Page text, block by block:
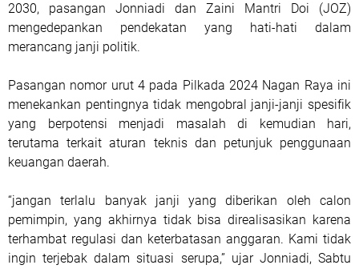
2030, pasangan Jonniadi dan Zaini Mantri Doi (JOZ)
mengedepankan pendekatan yang hati-hati dalam
merancang janji politik.
Pasangan nomor urut 4 pada Pilkada 2024 Nagan Raya ini
menekankan pentingnya tidak mengobral janji-janji spesifik
yang berpotensi menjadi masalah di kemudian hari,
terutama terkait aturan teknis dan petunjuk penggunaan
keuangan daerah.
“jangan terlalu banyak janji yang diberikan oleh calon
pemimpin, yang akhirnya tidak bisa direalisasikan karena
terhambat regulasi dan keterbatasan anggaran. Kami tidak
ingin terjebak dalam situasi serupa,” ujar Jonniadi, Sabtu